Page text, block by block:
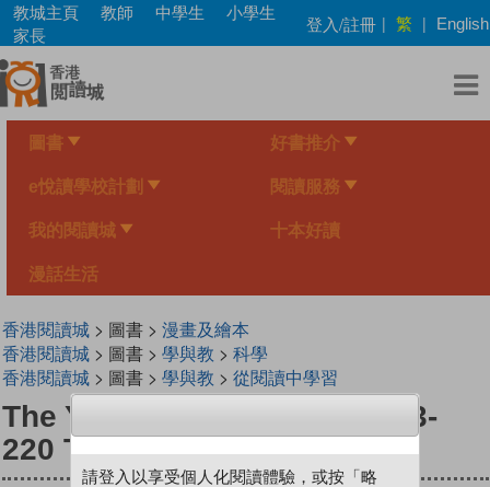
Skip
main
content
教城主頁 教師 中學生
小學生
家長
登入/註冊 | 繁 | English
圖書 好書推介
e悅讀學校計劃 閱讀服務
我的閱讀城 十本好讀
漫話生活
香港閱讀城> 圖書 > 漫畫及繪本
香港閱讀城> 圖書 > 學與教 > 科學
香港閱讀城> 圖書 > 學與教 > 從閱讀中學習
The Young Scientists Level 3-
220 The Airless Tyre
請登入以享受個人化閱讀體驗，或按「略